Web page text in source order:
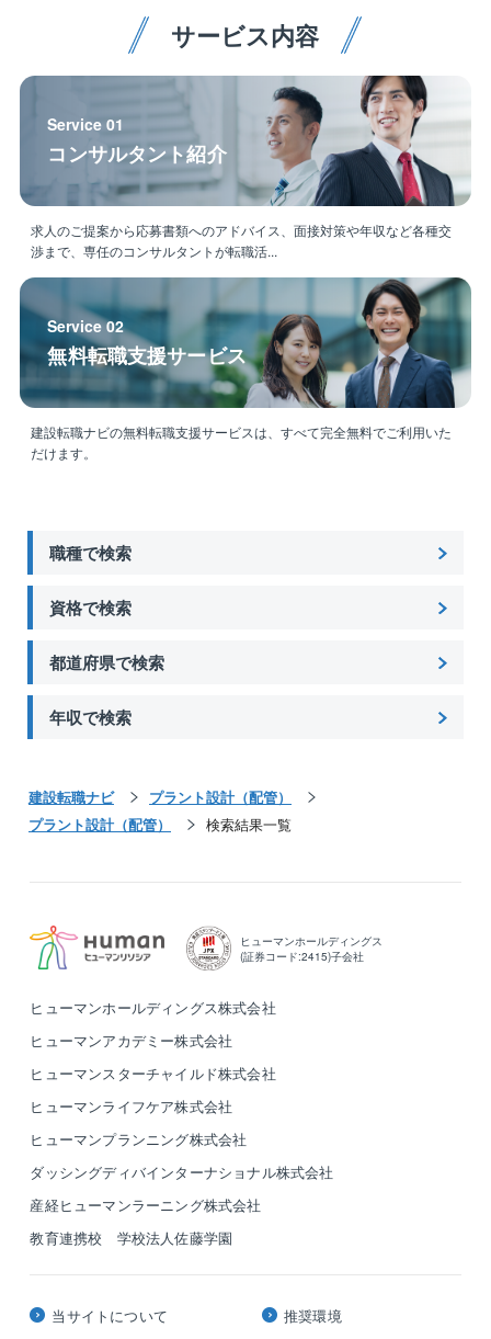
更に生産活動に伴う、民間工場の排水処理設備などを
担っています。
同社は、大切な「水」を巡る幅広い分野の事業をカバ
■ヴェオリアグループの特徴・魅力：
◎世界最大級規模：69ヶ国に約16.3万人の社員が在籍
し、約1億7,000万人に上下水処理サービスを提供して
います。
◎世界各国、約4,000ヶ所の浄水処理施設と約3,000ヶ
所の汚水処理施設を管理しています。
◎日本法人としても、全国各地で上下水道事業の委託
を受けており、直近では浜松市の下水道運営権を受注
するなど、国内でも勢いを増して事業を拡大しており
ます。
サービス内容
Service 01
コンサルタント紹介
求人のご提案から応募書類へのアドバイス、面接対策や年収など各種交
渉まで、専任のコンサルタントが転職活...
Service 02
無料転職支援サービス
建設転職ナビの無料転職支援サービスは、すべて完全無料でご利用いた
だけます。
職種で検索
資格で検索
都道府県で検索
年収で検索
建設転職ナビ
プラント設計（配管）
プラント設計（配管）
検索結果一覧
ヒューマンホールディングス
(証券コード:2415)子会社
ヒューマンホールディングス株式会社
ヒューマンアカデミー株式会社
ヒューマンスターチャイルド株式会社
ヒューマンライフケア株式会社
ヒューマンプランニング株式会社
ダッシングディバインターナショナル株式会社
産経ヒューマンラーニング株式会社
教育連携校 学校法人佐藤学園
当サイトについて 推奨環境